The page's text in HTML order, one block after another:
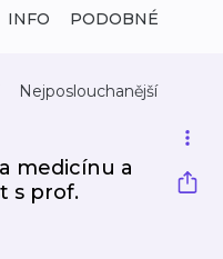
INFO PODOBNÉ
Nejposlouchanější
medicínu a
s prof.